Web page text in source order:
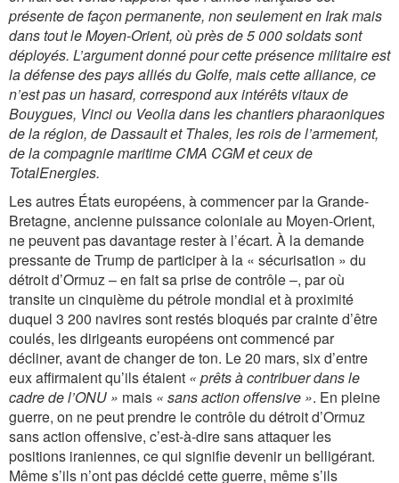
présente de façon permanente, non seulement en Irak mais
dans tout le Moyen-Orient, où près de 5 000 soldats sont
déployés. L’argument donné pour cette présence militaire est
la défense des pays alliés du Golfe, mais cette alliance, ce
n’est pas un hasard, correspond aux intérêts vitaux de
Bouygues, Vinci ou Veolia dans les chantiers pharaoniques
de la région, de Dassault et Thales, les rois de l’armement,
de la compagnie maritime CMA CGM et ceux de
TotalEnergies.
Les autres États européens, à commencer par la Grande-
Bretagne, ancienne puissance coloniale au Moyen-Orient,
ne peuvent pas davantage rester à l’écart. À la demande
pressante de Trump de participer à la « sécurisation » du
détroit d’Ormuz – en fait sa prise de contrôle –, par où
transite un cinquième du pétrole mondial et à proximité
duquel 3 200 navires sont restés bloqués par crainte d’être
coulés, les dirigeants européens ont commencé par
décliner, avant de changer de ton. Le 20 mars, six d’entre
eux affirmaient qu’ils étaient « prêts à contribuer dans le
cadre de l’ONU » mais « sans action offensive ». En pleine
guerre, on ne peut prendre le contrôle du détroit d’Ormuz
sans action offensive, c’est-à-dire sans attaquer les
positions iraniennes, ce qui signifie devenir un belligérant.
Même s’ils n’ont pas décidé cette guerre, même s’ils